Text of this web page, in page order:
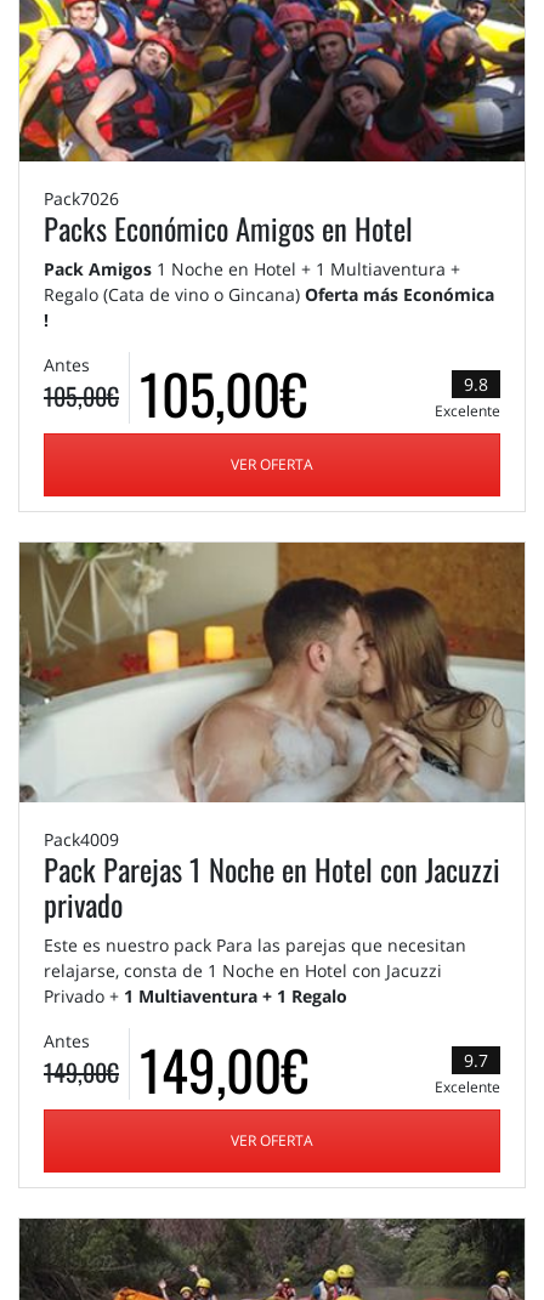
Pack7026
Packs Económico Amigos en Hotel
Pack Amigos 1 Noche en Hotel + 1 Multiaventura +
Regalo (Cata de vino o Gincana) Oferta más Económica
!
Antes
105,00€ 105,00€ 9.8
Excelente
VER OFERTA
Pack4009
Pack Parejas 1 Noche en Hotel con Jacuzzi
privado
Este es nuestro pack Para las parejas que necesitan
relajarse, consta de 1 Noche en Hotel con Jacuzzi
Privado + 1 Multiaventura + 1 Regalo
Antes
149,00€ 149,00€ 9.7
Excelente
VER OFERTA